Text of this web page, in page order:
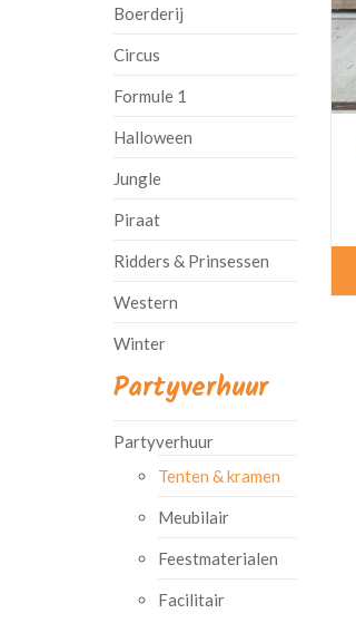
Boerderij
Circus
Formule 1
Halloween
Jungle
Piraat
Ridders & Prinsessen
Western
Winter
Partyverhuur
Partyverhuur
Tenten & kramen
Meubilair
Feestmaterialen
Facilitair